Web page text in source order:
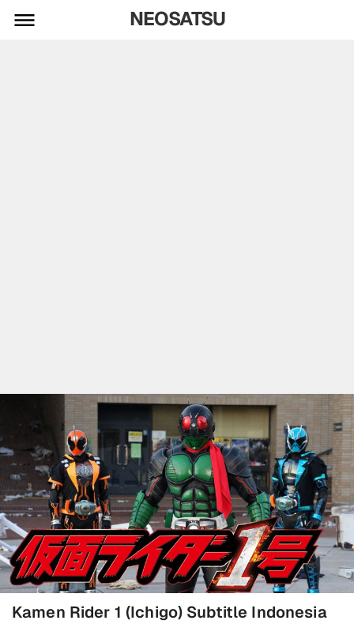
NEOSATSU
Kamen Rider 1 (Ichigo) Subtitle Indonesia